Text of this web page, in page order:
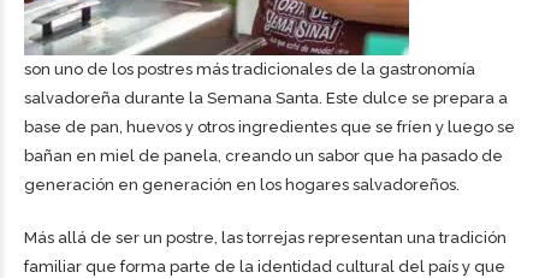
son uno de los postres más tradicionales de la gastronomía
salvadoreña durante la Semana Santa. Este dulce se prepara a
base de pan, huevos y otros ingredientes que se fríen y luego se
bañan en miel de panela, creando un sabor que ha pasado de
generación en generación en los hogares salvadoreños.
Más allá de ser un postre, las torrejas representan una tradición
familiar que forma parte de la identidad cultural del país y que